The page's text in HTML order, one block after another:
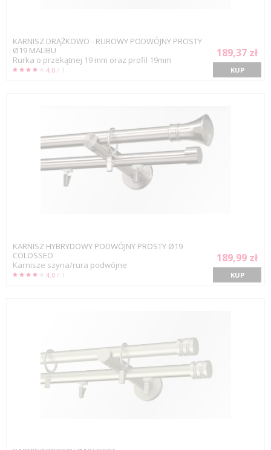
KARNISZ DRĄŻKOWO - RUROWY PODWÓJNY PROSTY
Ø19 MALIBU
Rurka o przekątnej 19 mm oraz profil 19mm
4.0 / 1
189,37 zł
KUP
KARNISZ HYBRYDOWY PODWÓJNY PROSTY Ø19
COLOSSEO
Karnisze szyna/rura podwójne
4.0 / 1
189,99 zł
KUP